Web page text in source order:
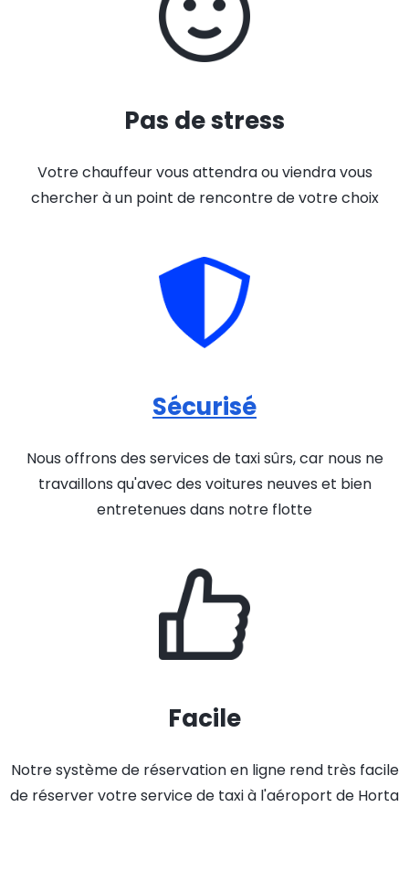
Pas de stress
Votre chauffeur vous attendra ou viendra vous
chercher à un point de rencontre de votre choix
Sécurisé
Nous offrons des services de taxi sûrs, car nous ne
travaillons qu'avec des voitures neuves et bien
entretenues dans notre flotte
Facile
Notre système de réservation en ligne rend très facile
de réserver votre service de taxi à l'aéroport de Horta